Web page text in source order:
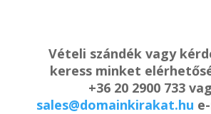
Vételi szándék vagy
keress minket
+36 20 2900 733
sales@domainkirakat.hu